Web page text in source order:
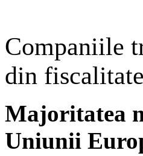
Companiile
din
Majoritatea
Uniunii